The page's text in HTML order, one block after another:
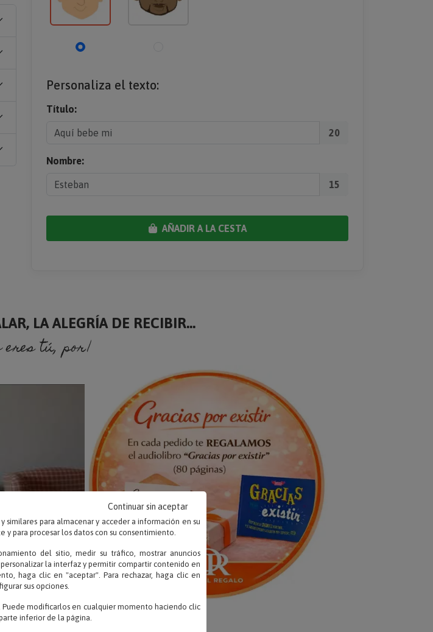
Personaliza el texto:
Título:
20
Nombre:
15
AÑADIR A LA CESTA
LA ALEGRÍA DE RECIBIR...
tú, porque soy yo
similares para almacenar y acceder a información en su
para procesar los datos con su consentimiento.
del sitio, medir su tráfico, mostrar anuncios
la interfaz y permitir compartir contenido en
haga clic en "aceptar". Para rechazar, haga clic en
sus opciones.
Puede modificarlos en cualquier momento haciendo clic
inferior de la página.
Continuar sin aceptar